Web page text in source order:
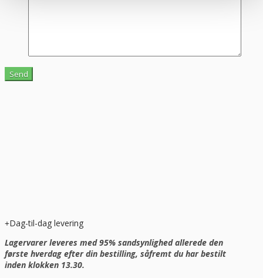
Dag-til-dag levering
Lagervarer leveres med 95% sandsynlighed allerede den
første hverdag efter din bestilling, såfremt du har bestilt
inden klokken 13.30.